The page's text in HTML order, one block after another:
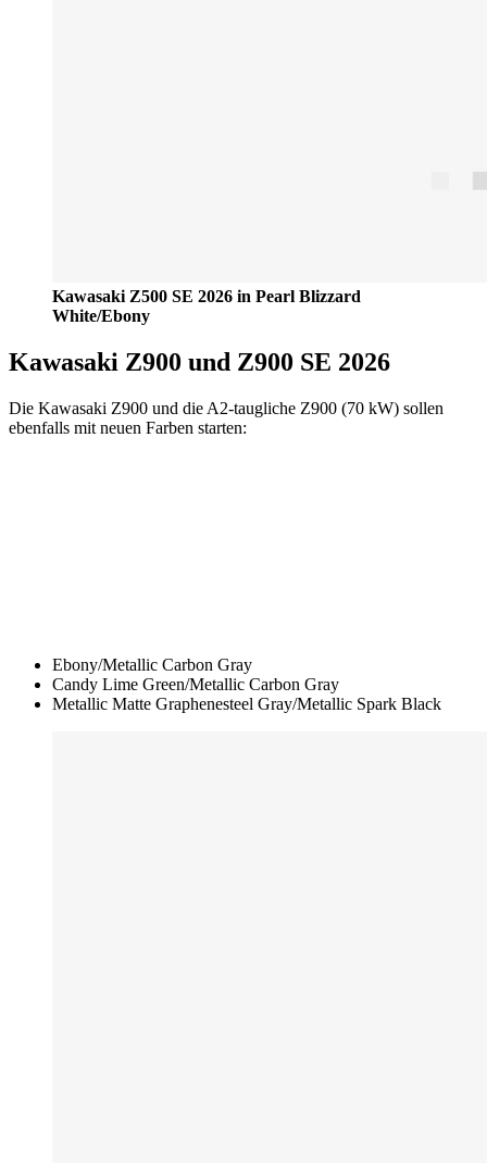
Kawasaki Z500 SE 2026 in Pearl Blizzard
White/Ebony
Kawasaki Z900 und Z900 SE 2026
Die Kawasaki Z900 und die A2-taugliche Z900 (70 kW) sollen
ebenfalls mit neuen Farben starten:
Ebony/Metallic Carbon Gray
Candy Lime Green/Metallic Carbon Gray
Metallic Matte Graphenesteel Gray/Metallic Spark Black